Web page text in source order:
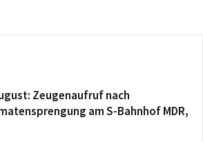
Zeugenaufruf nach
am S-Bahnhof MDR,